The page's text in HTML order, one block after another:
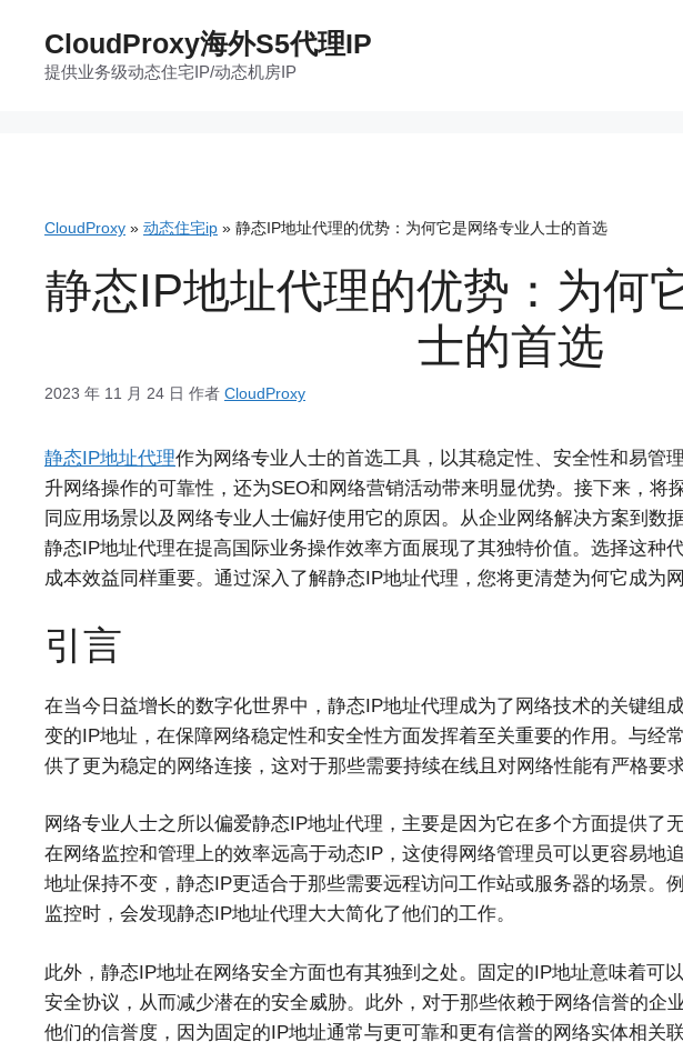
CloudProxy海外S5代理IP
提供业务级动态住宅IP/动态机房IP
CloudProxy » 动态住宅ip » 静态IP地址代理的优势：为何它是网络专业人士的首选
静态IP地址代理的优势：为何
士的首选
2023 年 11 月 24 日 作者 CloudProxy
静态IP地址代理作为网络专业人士的首选工具，以其稳定性、安全性和易管
升网络操作的可靠性，还为SEO和网络营销活动带来明显优势。接下来，将
同应用场景以及网络专业人士偏好使用它的原因。从企业网络解决方案到数
静态IP地址代理在提高国际业务操作效率方面展现了其独特价值。选择这种
成本效益同样重要。通过深入了解静态IP地址代理，您将更清楚为何它成为
引言
在当今日益增长的数字化世界中，静态IP地址代理成为了网络技术的关键组
变的IP地址，在保障网络稳定性和安全性方面发挥着至关重要的作用。与经
供了更为稳定的网络连接，这对于那些需要持续在线且对网络性能有严格要
网络专业人士之所以偏爱静态IP地址代理，主要是因为它在多个方面提供了
在网络监控和管理上的效率远高于动态IP，这使得网络管理员可以更容易地
地址保持不变，静态IP更适合于那些需要远程访问工作站或服务器的场景。
监控时，会发现静态IP地址代理大大简化了他们的工作。
此外，静态IP地址在网络安全方面也有其独到之处。固定的IP地址意味着可
安全协议，从而减少潜在的安全威胁。此外，对于那些依赖于网络信誉的企
他们的信誉度，因为固定的IP地址通常与更可靠和更有信誉的网络实体相关联